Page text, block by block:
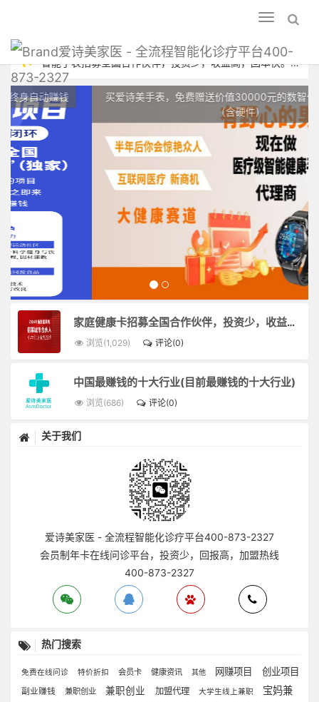
Toggle
navigation
爱诗美家医 - 全流程智能化诊疗平台400-
873-2327
智能手表招募全国合作伙伴，投资少，收益高，回本快。爱诗美家医
低成本代理，高收益回报。代理热线：400-873-2327
买爱诗美手表，免费赠送价值30000元的数智化门店系统一套
家庭健康卡招募全国合作伙伴，投资少，收益高，回本快。
浏览(1,029) 评论(0)
中国最赚钱的十大行业(目前最赚钱的十大行业)
浏览(686) 评论(0)
关于我们
爱诗美家医 - 全流程智能化诊疗平台400-873-2327
会员制年卡在线问诊平台，投资少，回报高，加盟热线
400-873-2327
热门搜索
免费在线问诊 特价折扣 会员卡 健康资讯 其他 网赚项目 创业项目
副业赚钱 兼职创业 兼职创业 加盟代理 大学生线上兼职
宝妈兼